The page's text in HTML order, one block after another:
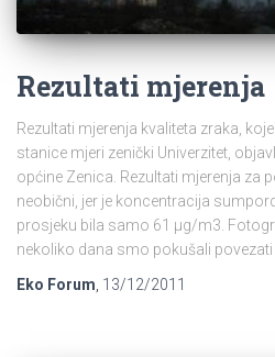
Rezultati mjerenja
Rezultati mjerenja kvaliteta zraka,
stanice mjeri zenički Univerzitet,
općine Zenica. Rezultati mjerenja za
neobični, jer je koncentracija
prosjeku bila samo 61 µg/m3.
nekoliko dana smo pokušali povezati
Eko Forum, 13/12/2011